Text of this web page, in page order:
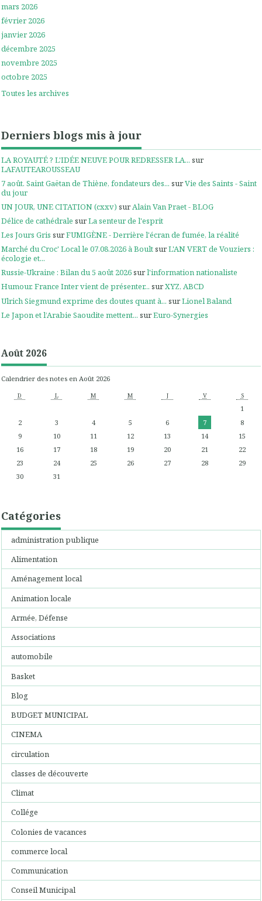
mars 2026
février 2026
janvier 2026
décembre 2025
novembre 2025
octobre 2025
Toutes les archives
Derniers blogs mis à jour
LA ROYAUTÉ ? L'IDÉE NEUVE POUR REDRESSER LA... sur
LAFAUTEAROUSSEAU
7 août. Saint Gaëtan de Thiène, fondateurs des... surVie des Saints - Saint
du jour
UN JOUR, UNE CITATION (cxxv) surAlain Van Praet - BLOG
Délice de cathédrale surLa senteur de l'esprit
Les Jours Gris surFUMIGÈNE - Derrière l'écran de fumée, la réalité
Marché du Croc' Local le 07.08.2026 à BoultsurL'AN VERT de Vouziers :
écologie et...
Russie-Ukraine : Bilan du 5 août 2026surl'information nationaliste
Humour. France Inter vient de présenter... surXYZ, ABCD
Ulrich Siegmund exprime des doutes quant à... surLionel Baland
Le Japon et l’Arabie Saoudite mettent... surEuro-Synergies
Août 2026
Calendrier des notes en Août 2026
D L M M J V S
1
2
3 4 5 6 7
8
9
10 11 12 13 14
15
16
17 18 19 20 21
22
23
24 25 26 27 28
29
30
31
Catégories
administration publique
Alimentation
Aménagement local
Animation locale
Armée, Défense
Associations
automobile
Basket
Blog
BUDGET MUNICIPAL
CINEMA
circulation
classes de découverte
Climat
Collége
Colonies de vacances
commerce local
Communication
Conseil Municipal